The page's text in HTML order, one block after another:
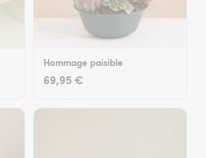
Hommage paisible
69,95 €